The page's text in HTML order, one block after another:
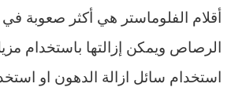
أقلام الفلوماستر هي أكثر صعوبة
الرصاص ويمكن إزالتها باستخدام
استخدام سائل ازالة الدهون او